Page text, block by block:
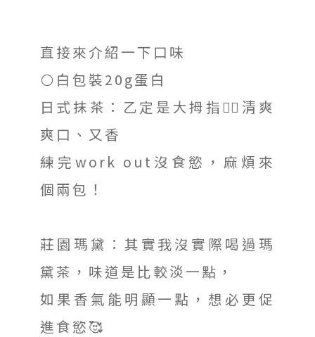
直接來介紹一下口味
⚪️白包裝20g蛋白
日式抹茶：乙定是大拇指👍🏽清爽
爽口、又香
練完work out沒食慾，麻煩來
個兩包！
莊園瑪黛：其實我沒實際喝過瑪
黛茶，味道是比較淡一點，
如果香氣能明顯一點，想必更促
進食慾🥰